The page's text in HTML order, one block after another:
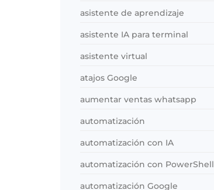
asistente de aprendizaje
asistente IA para terminal
asistente virtual
atajos Google
aumentar ventas whatsapp
automatización
automatización con IA
automatización con PowerShell
automatización Google